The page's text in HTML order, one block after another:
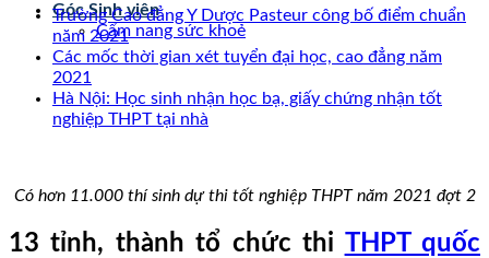
Góc Sinh viên
Cẩm nang sức khoẻ
Trường Cao đẳng Y Dược Pasteur công bố điểm chuẩn
năm 2021
Các mốc thời gian xét tuyển đại học, cao đẳng năm
2021
Hà Nội: Học sinh nhận học bạ, giấy chứng nhận tốt
nghiệp THPT tại nhà
Có hơn 11.000 thí sinh dự thi tốt nghiệp THPT năm 2021 đợt 2
13 tỉnh, thành tổ chức thi THPT quốc